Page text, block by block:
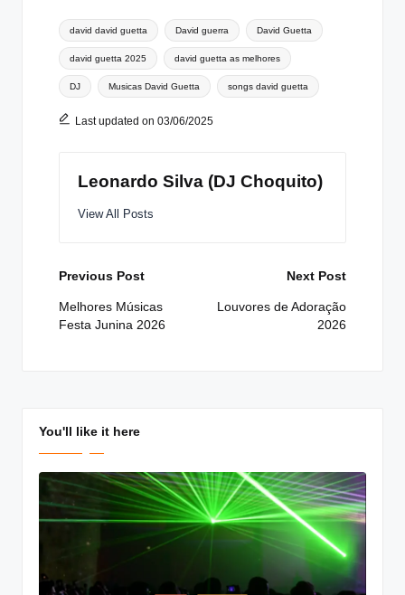
Tags:
david david guetta David guerra David Guetta
david guetta 2025 david guetta as melhores
DJ Musicas David Guetta songs david guetta
Last updated on 03/06/2025
Leonardo Silva (DJ Choquito)
View All Posts
Post
navigation
Previous Post
Melhores Músicas
Festa Junina 2026
Next Post
Louvores de Adoração
2026
You'll like it here